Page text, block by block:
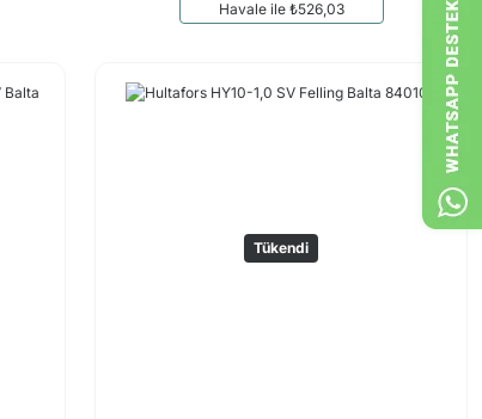
Havale ile ₺526,03
Tükendi